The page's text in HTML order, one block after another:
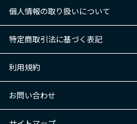
個人情報の取り扱いについて
特定商取引法に基づく表記
利用規約
お問い合わせ